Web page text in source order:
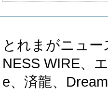
とれまがニュー
NESS WIRE、
e、済龍、